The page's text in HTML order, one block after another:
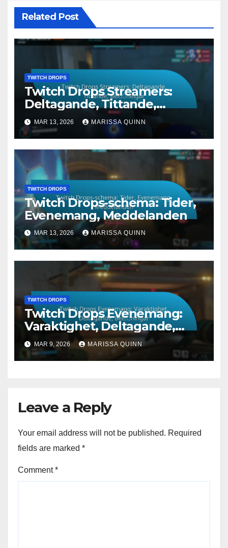
Related Post
TWITCH DROPS
Twitch Drops Streamers:
Deltagande, Tittande,
Belöningar
MAR 13, 2026 MARISSA QUINN
TWITCH DROPS
Twitch Drops-schema: Tider,
Evenemang, Meddelanden
MAR 13, 2026 MARISSA QUINN
TWITCH DROPS
Twitch Drops Evenemang:
Varaktighet, Deltagande,
Belöningar
MAR 9, 2026 MARISSA QUINN
Leave a Reply
Your email address will not be published. Required
fields are marked *
Comment*